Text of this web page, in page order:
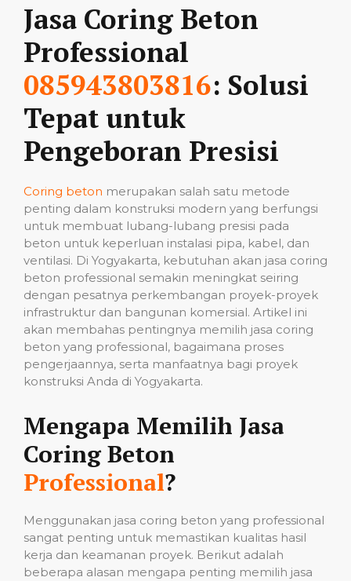
Jasa Coring Beton
Professional
085943803816: Solusi
Tepat untuk
Pengeboran Presisi
Coring beton merupakan salah satu metode
penting dalam konstruksi modern yang berfungsi
untuk membuat lubang-lubang presisi pada
beton untuk keperluan instalasi pipa, kabel, dan
ventilasi. Di Yogyakarta, kebutuhan akan jasa coring
beton professional semakin meningkat seiring
dengan pesatnya perkembangan proyek-proyek
infrastruktur dan bangunan komersial. Artikel ini
akan membahas pentingnya memilih jasa coring
beton yang professional, bagaimana proses
pengerjaannya, serta manfaatnya bagi proyek
konstruksi Anda di Yogyakarta.
Mengapa Memilih Jasa
Coring Beton
Professional?
Menggunakan jasa coring beton yang professional
sangat penting untuk memastikan kualitas hasil
kerja dan keamanan proyek. Berikut adalah
beberapa alasan mengapa penting memilih jasa